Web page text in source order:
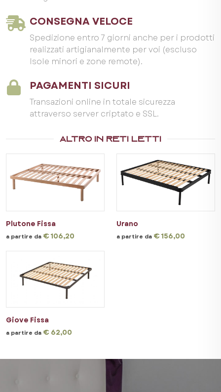
CONSEGNA VELOCE
Spedizione entro 7 giorni anche per i prodotti
realizzati artigianalmente per voi (escluso
Isole minori e zone remote).
PAGAMENTI SICURI
Transazioni online in totale sicurezza
attraverso server criptato e SSL.
Altro in Reti Letti
Plutone Fissa
a partire da € 106,20
Urano
a partire da € 156,00
Giove Fissa
a partire da € 62,00
Negozio online per b2b
specializzato in forniturehotellerie, residenze
HAI LA PARTITA
IVA?
Si, ho la partita iva,
continuo sul sito
No,
sono un privato